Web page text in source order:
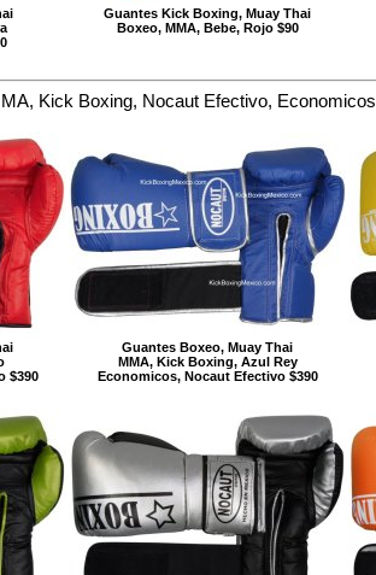
Guantes Kick Boxing, Muay Thai
Boxeo, MMA, Bebe, Rojo $90
Kick Boxing, Nocaut Efectivo, Economicos
$390
Guantes Boxeo, Muay Thai
MMA, Kick Boxing, Azul Rey
Economicos, Nocaut Efectivo $390